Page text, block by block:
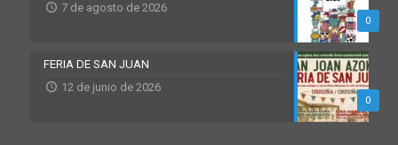
0
7 de agosto de 2026
0
FERIA DE SAN JUAN
12 de junio de 2026